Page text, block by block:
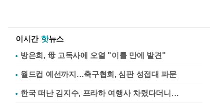
이시간 핫뉴스
방은희, 母 고독사에 오열 "이틀 만에 발견"
월드컵 예선까지…축구협회, 심판 성접대 파문
한국 떠난 김지수, 프라하 여행사 차렸다더니…